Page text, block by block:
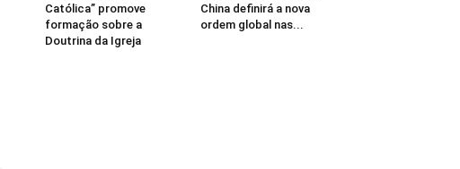
Católica” promove
formação sobre a
Doutrina da Igreja
China definirá a nova
ordem global nas...